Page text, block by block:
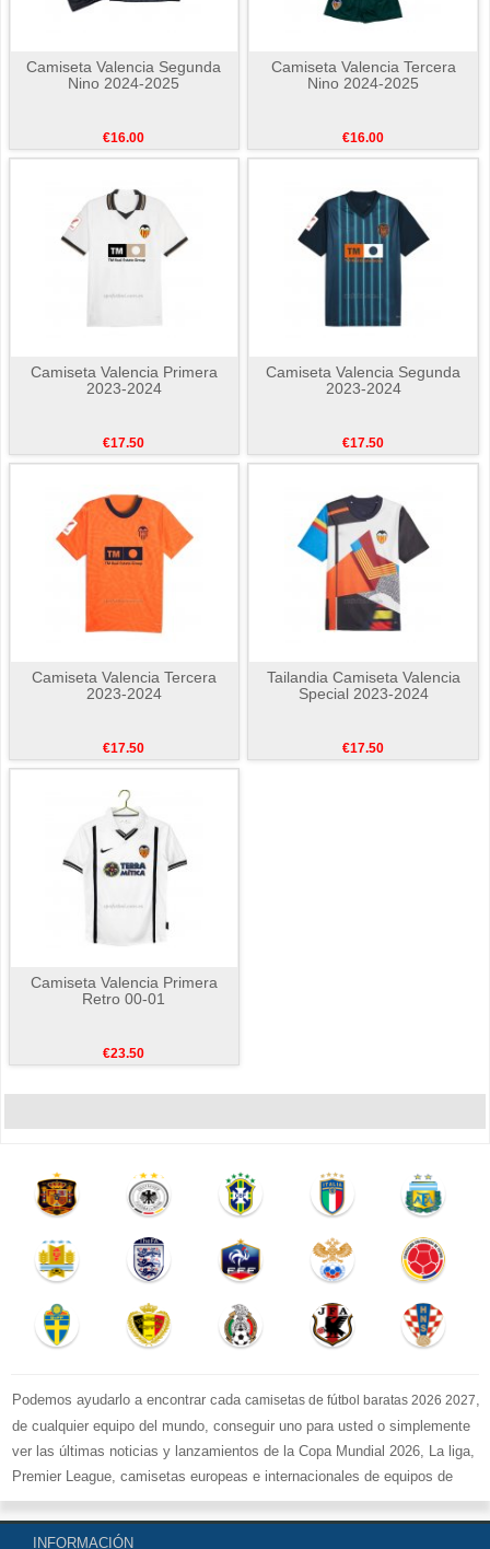
Camiseta Valencia Segunda
Nino 2024-2025
€16.00
Camiseta Valencia Tercera
Nino 2024-2025
€16.00
Camiseta Valencia Primera
2023-2024
€17.50
Camiseta Valencia Segunda
2023-2024
€17.50
Camiseta Valencia Tercera
2023-2024
€17.50
Tailandia Camiseta Valencia
Special 2023-2024
€17.50
Camiseta Valencia Primera
Retro 00-01
€23.50
Podemos ayudarlo a encontrar cada camisetas de fútbol baratas 2026 2027,
de cualquier equipo del mundo, conseguir uno para usted o simplemente
ver las últimas noticias y lanzamientos de la Copa Mundial 2026, La liga,
Premier League, camisetas europeas e internacionales de equipos de
fútbol y kits.
Comprecamisetas de fútbol baratas replicasen la tienda deportiva
INFORMACIÓN